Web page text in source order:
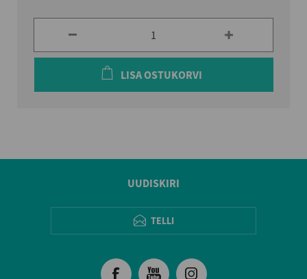
LISA OSTUKORVI
UUDISKIRI
TELLI